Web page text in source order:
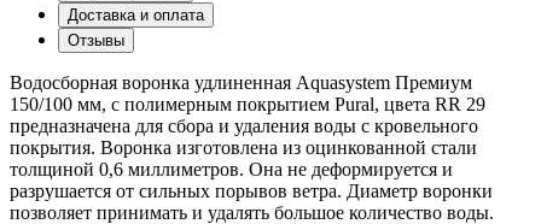
Доставка и оплата
Отзывы
Водосборная воронка удлиненная Aquasystem Премиум
150/100 мм, с полимерным покрытием Pural, цвета RR 29
предназначена для сбора и удаления воды с кровельного
покрытия. Воронка изготовлена из оцинкованной стали
толщиной 0,6 миллиметров. Она не деформируется и
разрушается от сильных порывов ветра. Диаметр воронки
позволяет принимать и удалять большое количество воды.